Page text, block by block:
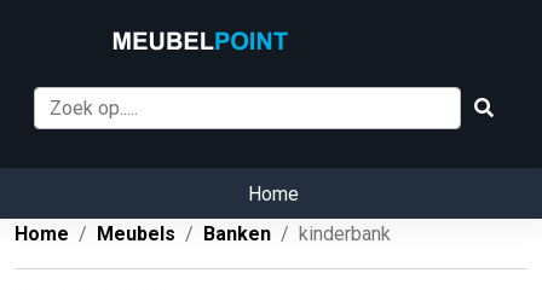
Home
Home
Meubels Banken kinderbank